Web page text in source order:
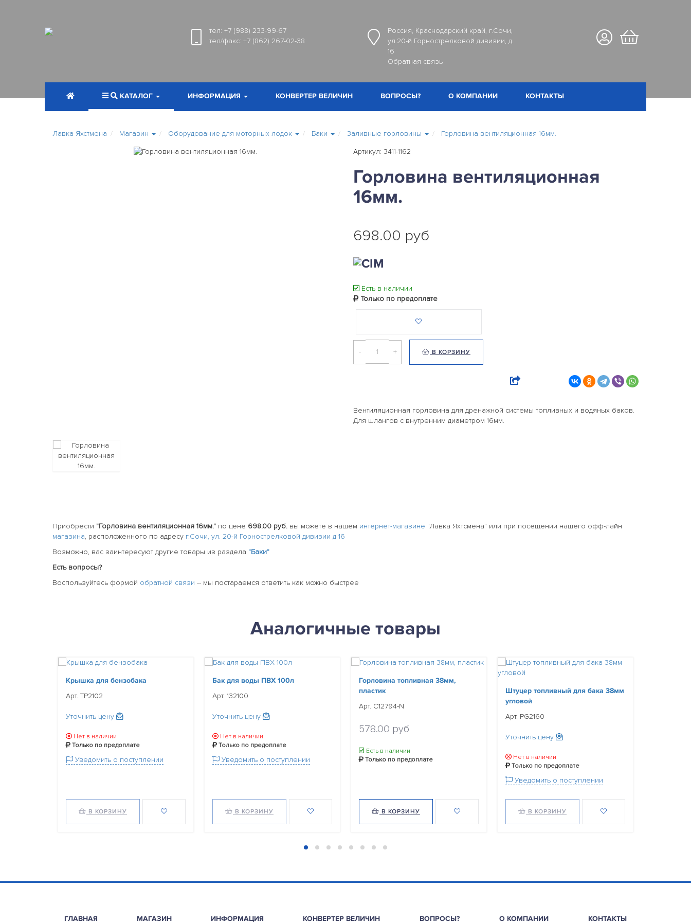
тел: +7 (988) 233-99-67
тел/факс: +7 (862) 267-02-38
Россия, Краснодарский край, г.Сочи,
ул.20-й Горнострелковой дивизии, д
16
Обратная связь
КАТАЛОГ ИНФОРМАЦИЯ КОНВЕРТЕР ВЕЛИЧИН ВОПРОСЫ? О КОМПАНИИ КОНТАКТЫ
Лавка Яхстмена Магазин Оборудование для моторных лодок Баки Заливные горловины Горловина вентиляционная 16мм.
Артикул: 3411-1162
Горловина вентиляционная
16мм.
698.00 руб
Есть в наличии
Только по предоплате
- + В КОРЗИНУ
Вентиляционная горловина для дренажной системы топливных и водяных баков.
Для шлангов с внутренним диаметром 16мм.
Приобрести "Горловина вентиляционная 16мм." по цене 698.00 руб. вы можете в нашем интернет-магазине "Лавка Яхтсмена" или при посещении нашего офф-лайн
магазина, расположенного по адресу г.Сочи, ул. 20-й Горнострелковой дивизии д 16
Возможно, вас заинтересуют другие товары из раздела "Баки"
Есть вопросы?
Воспользуйтесь формой обратной связи -- мы постараемся ответить как можно быстрее
Аналогичные товары
Крышка для бензобака
Арт. TP2102
Уточнить цену
Нет в наличии
Только по предоплате
Уведомить о поступлении
В КОРЗИНУ
Бак для воды ПВХ 100л
Арт. 132100
Уточнить цену
Нет в наличии
Только по предоплате
Уведомить о поступлении
В КОРЗИНУ
Горловина топливная 38мм,
пластик
Арт. C12794-N
578.00 руб
Есть в наличии
Только по предоплате
В КОРЗИНУ
Штуцер топливный для бака 38мм
угловой
Арт. PG2160
Уточнить цену
Нет в наличии
Только по предоплате
Уведомить о поступлении
В КОРЗИНУ
ГЛАВНАЯ МАГАЗИН ИНФОРМАЦИЯ КОНВЕРТЕР ВЕЛИЧИН ВОПРОСЫ? О КОМПАНИИ КОНТАКТЫ